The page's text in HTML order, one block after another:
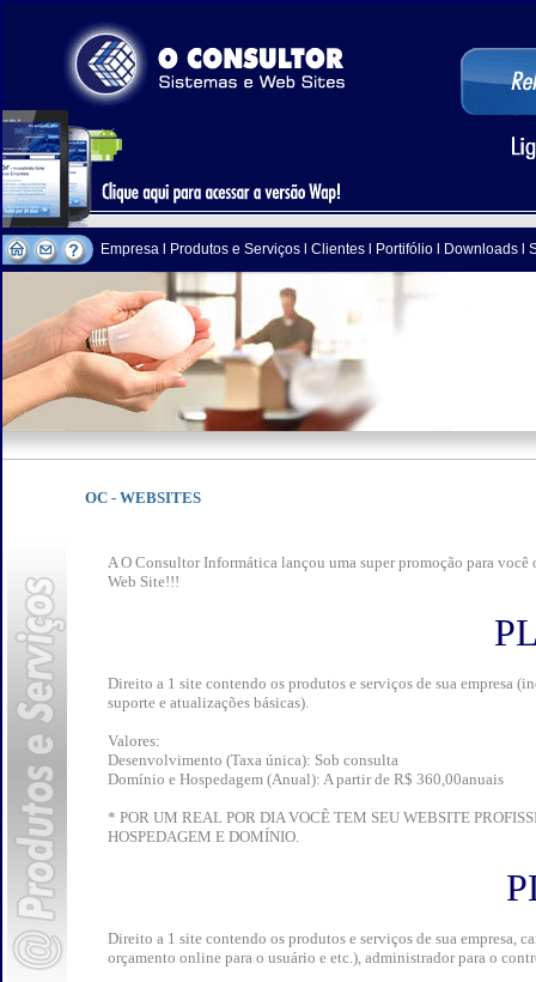
Empresa Produtos e Serviços Clientes Portifólio Downloads
OC - WEBSITES
A O Consultor Informática lançou uma super promoção para
Web Site!!!
Direito a 1 site contendo os produtos e serviços de sua empresa
suporte e atualizações básicas).
Valores:
Desenvolvimento (Taxa única): Sob consulta
Domínio e Hospedagem (Anual): A partir de R$ 360,00anuais
* POR UM REAL POR DIA VOCÊ TEM SEU WEBSITE
HOSPEDAGEM E DOMÍNIO.
Direito a 1 site contendo os produtos e serviços de sua empresa,
orçamento online para o usuário e etc.), administrador para o